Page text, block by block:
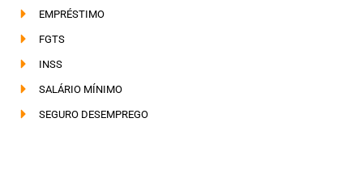
EMPRÉSTIMO
FGTS
INSS
SALÁRIO MÍNIMO
SEGURO DESEMPREGO